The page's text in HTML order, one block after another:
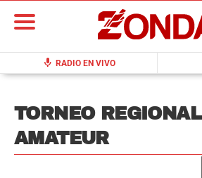
mic RADIO EN VIVO
TORNEO REGIONAL
AMATEUR